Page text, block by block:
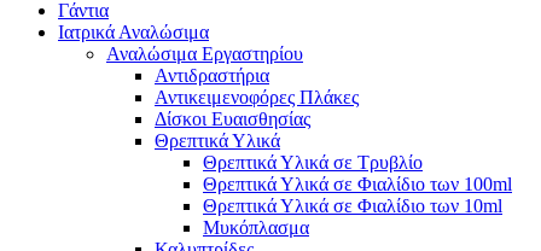
Γάντια
Ιατρικά Αναλώσιμα
Αναλώσιμα Εργαστηρίου
Αντιδραστήρια
Αντικειμενοφόρες Πλάκες
Δίσκοι Ευαισθησίας
Θρεπτικά Υλικά
Θρεπτικά Υλικά σε Τρυβλίο
Θρεπτικά Υλικά σε Φιαλίδιο των 100ml
Θρεπτικά Υλικά σε Φιαλίδιο των 10ml
Μυκόπλασμα